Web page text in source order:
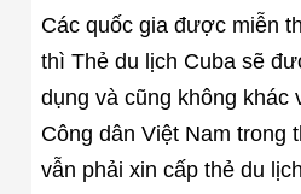
Các quốc gia được miễn
thì Thẻ du lịch Cuba sẽ
dụng và cũng không khác
Công dân Việt Nam trong
vẫn phải xin cấp thẻ du